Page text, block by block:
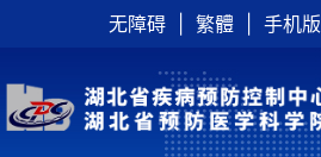
无障碍 繁體 手机版